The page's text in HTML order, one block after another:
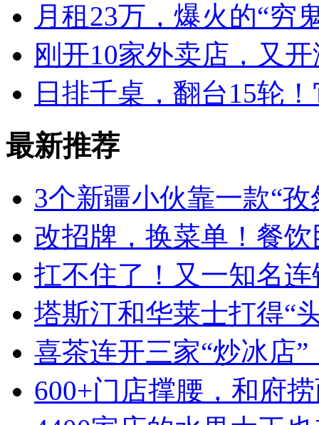
月租23万，爆火的“穷
刚开10家外卖店，又
日排千桌，翻台15轮
最新推荐
3个新疆小伙靠一款“
改招牌，换菜单！餐
扛不住了！又一知名
塔斯汀和华莱士打得“
喜茶连开三家“炒冰店
600+门店撑腰，和府